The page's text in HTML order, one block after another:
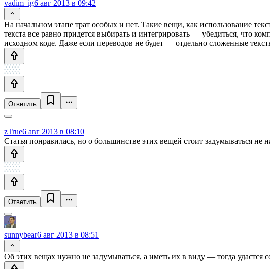
vadim_ig6 авг 2013 в 09:42
На начальном этапе трат особых и нет. Такие вещи, как использование
текста все равно придется выбирать и интегрировать — убедиться, что
исходном коде. Даже если переводов не будет — отдельно сложенные
Ответить
zTrue6 авг 2013 в 08:10
Статья понравилась, но о большинстве этих вещей стоит задумываться не
Ответить
sunnybear6 авг 2013 в 08:51
Об этих вещах нужно не задумываться, а иметь их в виду — тогда удастся